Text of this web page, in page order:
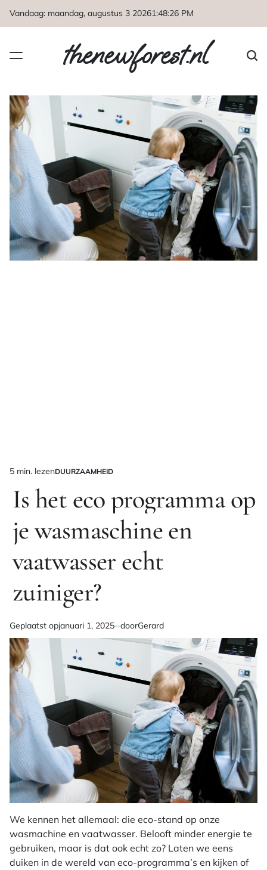
springen
Vandaag: maandag, augustus 3 20261:48:27 PM
thenewforest.nl
Geschatte
leestijd
5 min. lezenGEPLAATST
DUURZAAMHEID
Is het eco programma op
je wasmaschine en
vaatwasser echt
zuiniger?
Geplaatst opjanuari 1, 2025 doorGerard
We kennen het allemaal: die eco-stand op onze
wasmachine en vaatwasser. Belooft minder energie te
gebruiken, maar is dat ook echt zo? Laten we eens
duiken in de wereld van eco-programma’s en kijken of